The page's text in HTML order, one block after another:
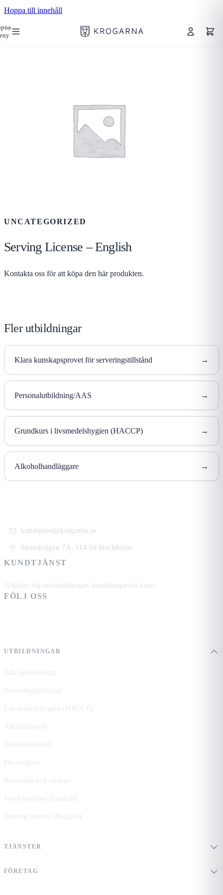
Hoppa till innehåll
UNCATEGORIZED
Serving License – English
Kontakta oss för att köpa den här produkten.
Fler utbildningar
Klara kunskapsprovet för serveringstillstånd →
Personalutbildning/AAS →
Grundkurs i livsmedelshygien (HACCP) →
Alkoholhandläggare →
kundtjanst@krogarna.se
Strandvägen 7A, 114 56 Stockholm
KUNDTJÄNST
Vi hjälper dig med utbildningar, beställningar och konto.
FÖLJ OSS
UTBILDNINGAR
Alla utbildningar
Serveringstillstånd
Livsmedelshygien (HACCP)
Alkohollagen
Tobakstillstånd
För krögare
Beroende och ansvar
Food hygiene (English)
Serving license (English)
TJÄNSTER
FÖRETAG